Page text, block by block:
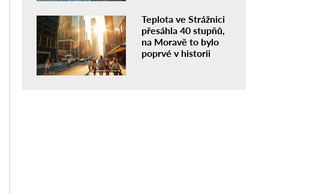
Teplota ve Strážnici
přesáhla 40 stupňů,
na Moravě to bylo
poprvé v historii